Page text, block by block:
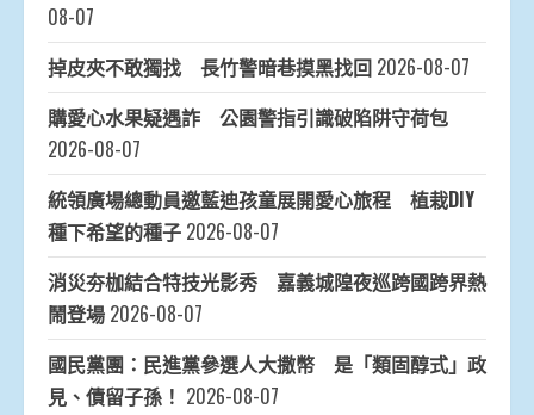
08-07
掉皮夾不敢獨找 長竹警暗巷摸黑找回 2026-08-07
購愛心水果疑遇詐 公園警指引識破陷阱守荷包
2026-08-07
統領廣場總動員邀藍迪孩童展開愛心旅程 植栽DIY
種下希望的種子 2026-08-07
消災夯枷結合特技光影秀 嘉義城隍夜巡跨國跨界熱
鬧登場 2026-08-07
國民黨團：民進黨參選人大撒幣 是「類固醇式」政
見、債留子孫！ 2026-08-07